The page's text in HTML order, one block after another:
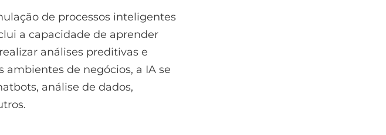
de processos inteligentes
a capacidade de aprender
análises preditivas e
de negócios, a IA se
análise de dados,